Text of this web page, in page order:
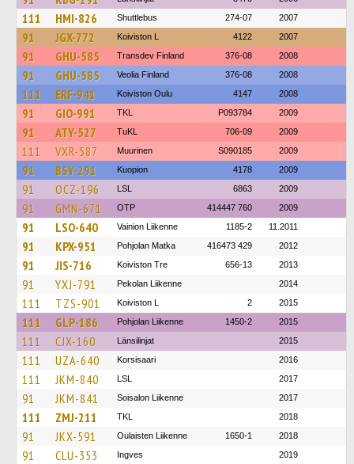
111 HMI-826 Shuttlebus 274-07 2007
91 JGX-772 Koiviston L 4122 2007
91 GHU-585 Transdev Finland 376-08 2008
91 GHU-585 Veolia Finland 376-08 2008
111 ERF-941 Koiviston Oulu 4147 2008
91 GIO-991 TKL P093784 2009
91 ATY-527 TuKL 706-09 2009
111 VXR-587 Muurinen S090185 2009
91 BSY-291 Kuopion 4178 2009
91 OCZ-196 LSL 6863 2009
91 GMN-671 OTP 414447 760 2009
91 LSO-640 Vainion Liikenne 1185-2 11.2011
91 KPX-951 Pohjolan Matka 416473 429 2012
91 JIS-716 Koiviston Tre 656-13 2013
91 YXJ-791 Pekolan Liikenne 2014
111 TZS-901 Koiviston L 2 2015
111 GLP-186 Pohjolan Liikenne 1450-2 2015
111 CJX-160 Länsilinjat 2015
111 UZA-640 Korsisaari 2016
111 JKM-840 LSL 2017
91 JKM-841 Soisalon Liikenne 2017
111 ZMJ-211 TKL 2018
91 JKX-591 Oulaisten Liikenne 1650-1 2018
91 CLU-353 Ingves 2019